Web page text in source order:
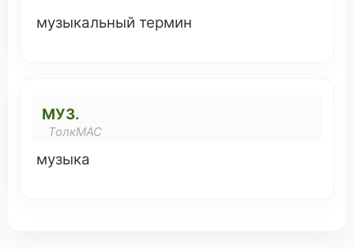
музыкальный термин
МУЗ.
ТолкМАС
музыка